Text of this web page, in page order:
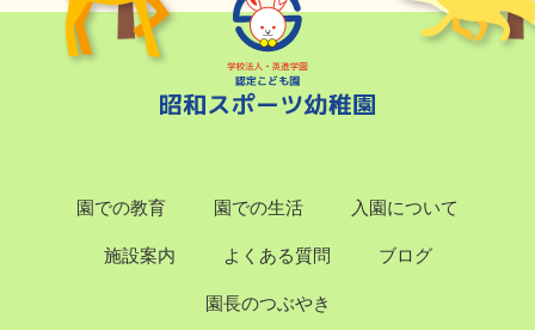
園での教育 園での生活 入園について
施設案内 よくある質問 ブログ
園長のつぶやき